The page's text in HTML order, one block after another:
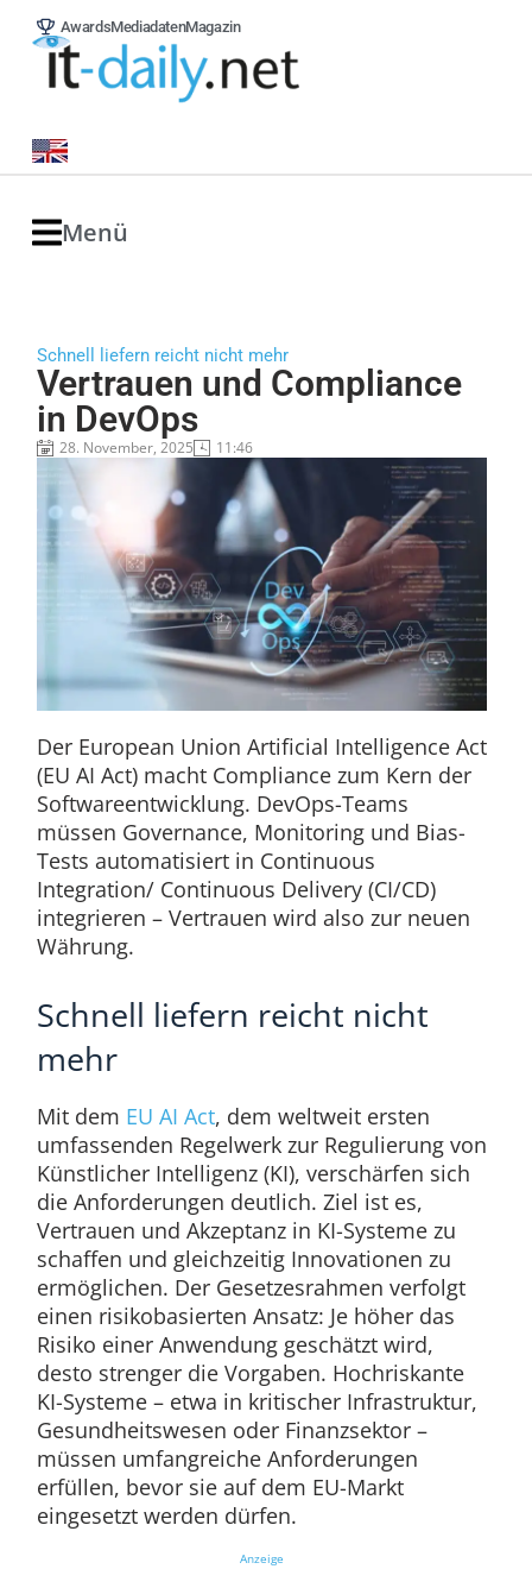
AwardsMediadatenMagazin
Menü
Schnell liefern reicht nicht mehr
Vertrauen und Compliance
in DevOps
28. November, 2025 11:46
Der European Union Artificial Intelligence Act
(EU AI Act) macht Compliance zum Kern der
Softwareentwicklung. DevOps-Teams
müssen Governance, Monitoring und Bias-
Tests automatisiert in Continuous
Integration/ Continuous Delivery (CI/CD)
integrieren – Vertrauen wird also zur neuen
Währung.
Schnell liefern reicht nicht
mehr
Mit dem EU AI Act, dem weltweit ersten
umfassenden Regelwerk zur Regulierung von
Künstlicher Intelligenz (KI), verschärfen sich
die Anforderungen deutlich. Ziel ist es,
Vertrauen und Akzeptanz in KI-Systeme zu
schaffen und gleichzeitig Innovationen zu
ermöglichen. Der Gesetzesrahmen verfolgt
einen risikobasierten Ansatz: Je höher das
Risiko einer Anwendung geschätzt wird,
desto strenger die Vorgaben. Hochriskante
KI-Systeme – etwa in kritischer Infrastruktur,
Gesundheitswesen oder Finanzsektor –
müssen umfangreiche Anforderungen
erfüllen, bevor sie auf dem EU-Markt
eingesetzt werden dürfen.
Anzeige